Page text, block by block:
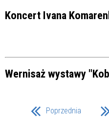
Koncert Ivana
Wernisaż wystawy
Poprzednia